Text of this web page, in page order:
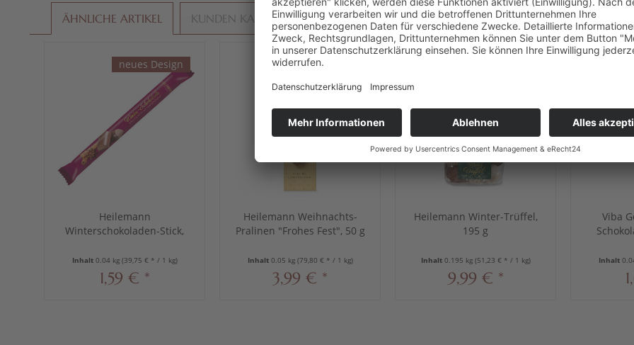
ÄHNLICHE ARTIKEL KUNDEN KAUFTEN AUCH KUNDEN HABEN SICH EBENFALLS ANGESEHEN
neues Design
Heilemann
Winterschokoladen-Stick,
Inhalt 0.04 kg (39,75 € * / 1 kg)
1,59 € *
Heilemann Weihnachts-
Pralinen "Frohes Fest", 50 g
Inhalt 0.05 kg (79,80 € * / 1 kg)
3,99 € *
Heilemann Winter-Trüffel,
195 g
Inhalt 0.195 kg (51,23 € * / 1 kg)
9,99 € *
Viba
Inhalt